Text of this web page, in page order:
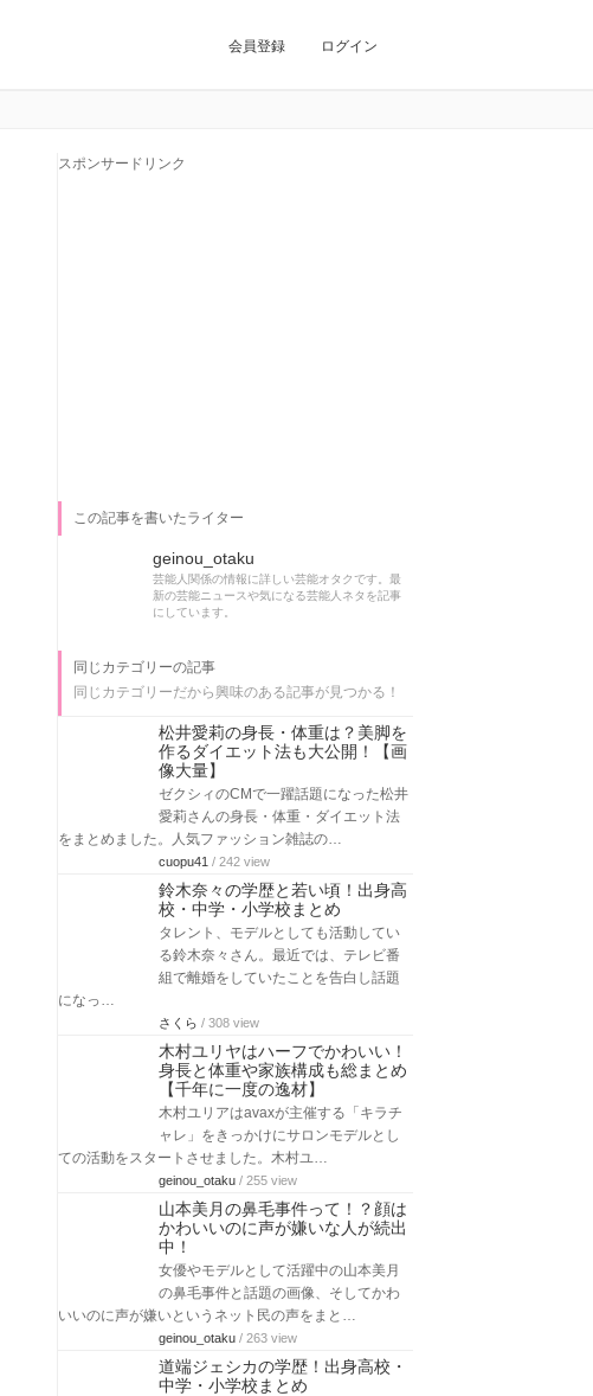
会員登録 ログイン
スポンサードリンク
この記事を書いたライター
geinou_otaku
芸能人関係の情報に詳しい芸能オタクです。最
新の芸能ニュースや気になる芸能人ネタを記事
にしています。
同じカテゴリーの記事
同じカテゴリーだから興味のある記事が見つかる！
松井愛莉の身長・体重は？美脚を
作るダイエット法も大公開！【画
像大量】
ゼクシィのCMで一躍話題になった松井
愛莉さんの身長・体重・ダイエット法
をまとめました。人気ファッション雑誌の…
cuopu41 / 242 view
鈴木奈々の学歴と若い頃！出身高
校・中学・小学校まとめ
タレント、モデルとしても活動してい
る鈴木奈々さん。最近では、テレビ番
組で離婚をしていたことを告白し話題
になっ…
さくら / 308 view
木村ユリヤはハーフでかわいい！
身長と体重や家族構成も総まとめ
【千年に一度の逸材】
木村ユリアはavaxが主催する「キラチ
ャレ」をきっかけにサロンモデルとし
ての活動をスタートさせました。木村ユ…
geinou_otaku / 255 view
山本美月の鼻毛事件って！？顔は
かわいいのに声が嫌いな人が続出
中！
女優やモデルとして活躍中の山本美月
の鼻毛事件と話題の画像、そしてかわ
いいのに声が嫌いというネット民の声をまと…
geinou_otaku / 263 view
道端ジェシカの学歴！出身高校・
中学・小学校まとめ